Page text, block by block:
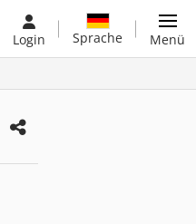
Login Sprache Menü